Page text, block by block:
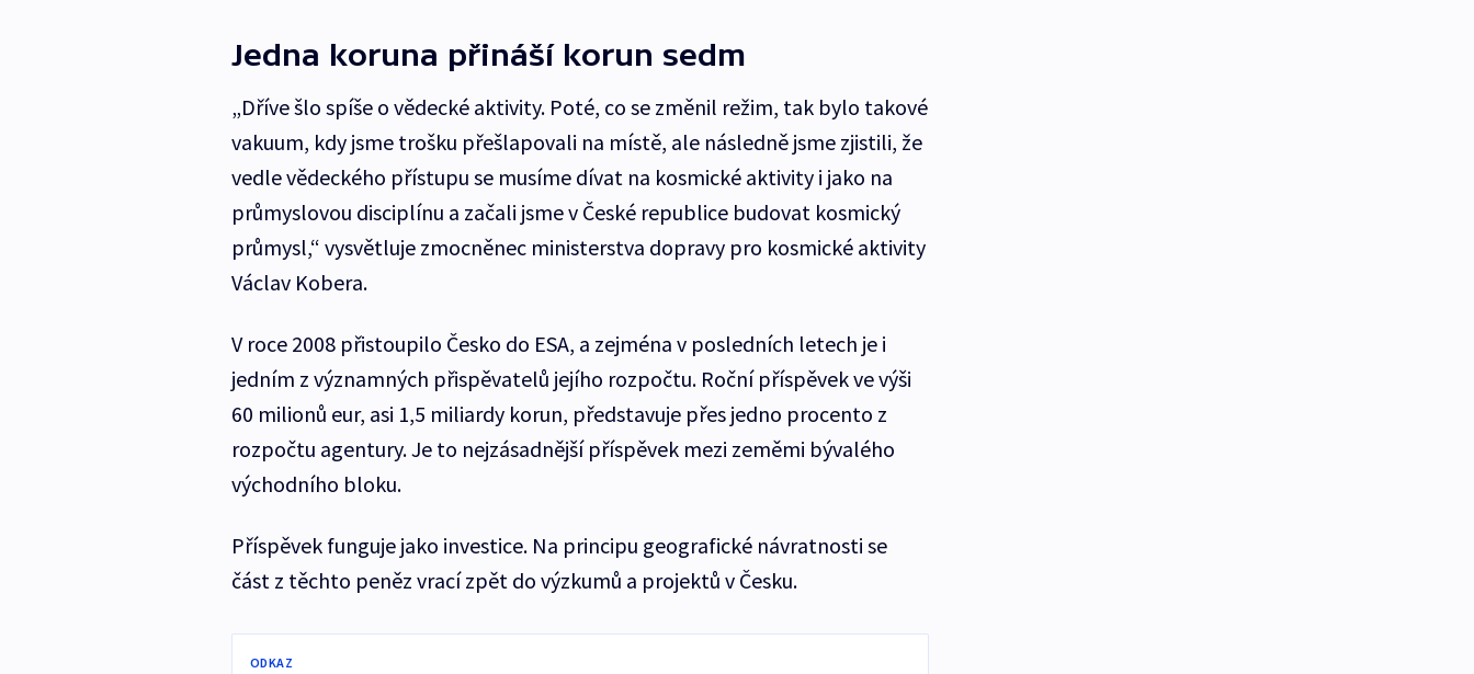
Jedna koruna přináší korun sedm
„Dříve šlo spíše o vědecké aktivity. Poté, co se změnil režim, tak bylo takové
vakuum, kdy jsme trošku přešlapovali na místě, ale následně jsme zjistili, že
vedle vědeckého přístupu se musíme dívat na kosmické aktivity i jako na
průmyslovou disciplínu a začali jsme v České republice budovat kosmický
průmysl,“ vysvětluje zmocněnec ministerstva dopravy pro kosmické aktivity
Václav Kobera.
V roce 2008 přistoupilo Česko do ESA, a zejména v posledních letech je i
jedním z významných přispěvatelů jejího rozpočtu. Roční příspěvek ve výši
60 milionů eur, asi 1,5 miliardy korun, představuje přes jedno procento z
rozpočtu agentury. Je to nejzásadnější příspěvek mezi zeměmi bývalého
východního bloku.
Příspěvek funguje jako investice. Na principu geografické návratnosti se
část z těchto peněz vrací zpět do výzkumů a projektů v Česku.
ODKAZ